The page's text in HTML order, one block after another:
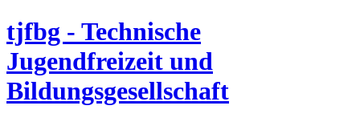
tjfbg - Technische
Jugendfreizeit und
Bildungsgesellschaft